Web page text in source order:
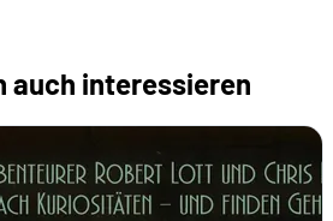
auch interessieren